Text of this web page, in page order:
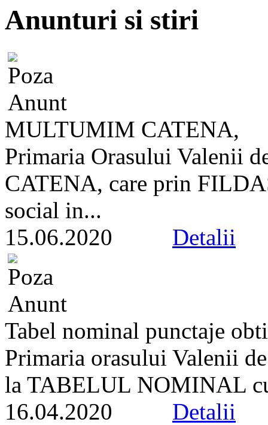
Anunturi si stiri
MULTUMIM CATENA,
Primaria Orasului Valenii
CATENA, care prin
social in...
15.06.2020 Detalii
Tabel nominal punctaje
Primaria orasului Valenii
la TABELUL NOMINAL
16.04.2020 Detalii